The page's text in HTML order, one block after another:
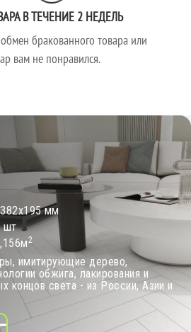
В ТЕЧЕНИЕ 2 НЕДЕЛЬ
бракованного товара или
вам не понравился.
мм
шт
2
имитирующие дерево,
обжига, лакирования и
концов света - из России, Азии и